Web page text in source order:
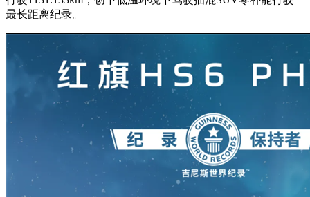
最长距离纪录。